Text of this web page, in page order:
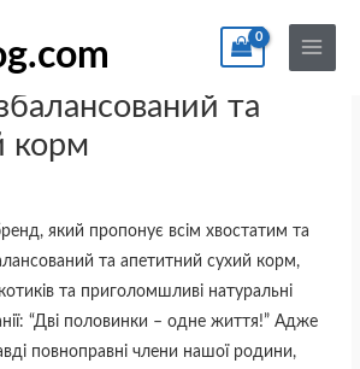
Main
Menu
новий бренд, який
та
корм
який пропонує всім хвостатим та
та апетитний сухий корм,
та приголомшливі натуральні
“Дві половинки – одне життя!” Адже
повноправні члени нашої родини,